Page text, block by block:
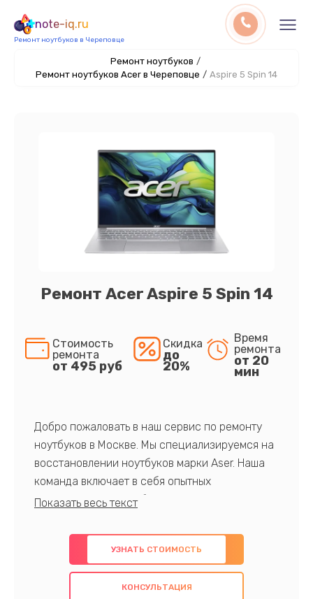
note-iq.ru
Ремонт ноутбуков в Череповце
Ремонт ноутбуков /
Ремонт ноутбуков Acer в Череповце / Aspire 5 Spin 14
Ремонт Acer Aspire 5 Spin 14
Стоимость
ремонта
от 495 руб
Скидка
до
20%
Время
ремонта
от 20
мин
Добро пожаловать в наш сервис по ремонту
ноутбуков в Москве. Мы специализируемся на
восстановлении ноутбуков марки Aser. Наша
команда включает в себя опытных
профессионалов с обширными знаниями и
предлагаем быстрый и качественный ремонт с
использованием оригинальных компонентов, а
также гарантируем качество всех
проведенных работ. Наша цель - предоставить
УЗНАТЬ СТОИМОСТЬ
КОНСУЛЬТАЦИЯ